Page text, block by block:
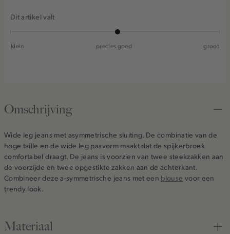
Dit artikel valt
klein precies goed groot
Omschrijving
Wide leg jeans met asymmetrische sluiting. De combinatie van de
hoge taille en de wide leg pasvorm maakt dat de spijkerbroek
comfortabel draagt. De jeans is voorzien van twee steekzakken aan
de voorzijde en twee opgestikte zakken aan de achterkant.
Combineer deze a-symmetrische jeans met een blouse voor een
trendy look.
Materiaal